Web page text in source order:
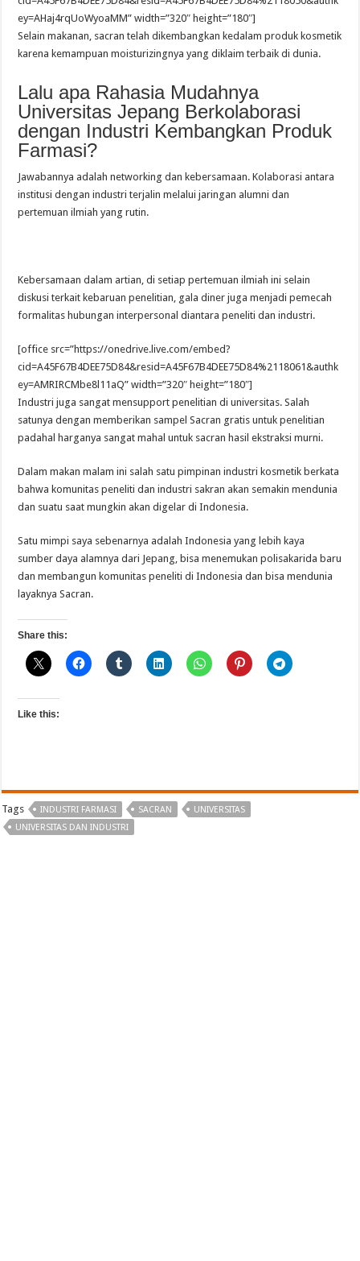
ey=AHaj4rqUoWyoaMM” width=”320″ height=”180″]
Selain makanan, sacran telah dikembangkan kedalam produk kosmetik
karena kemampuan moisturizingnya yang diklaim terbaik di dunia.
Lalu apa Rahasia Mudahnya
Universitas Jepang Berkolaborasi
dengan Industri Kembangkan Produk
Farmasi?
Jawabannya adalah networking dan kebersamaan. Kolaborasi antara
institusi dengan industri terjalin melalui jaringan alumni dan
pertemuan ilmiah yang rutin.
Kebersamaan dalam artian, di setiap pertemuan ilmiah ini selain
diskusi terkait kebaruan penelitian, gala diner juga menjadi pemecah
formalitas hubungan interpersonal diantara peneliti dan industri.
[office src=”https://onedrive.live.com/embed?
cid=A45F67B4DEE75D84&resid=A45F67B4DEE75D84%2118061&authk
ey=AMRIRCMbe8l11aQ” width=”320″ height=”180″]
Industri juga sangat mensupport penelitian di universitas. Salah
satunya dengan memberikan sampel Sacran gratis untuk penelitian
padahal harganya sangat mahal untuk sacran hasil ekstraksi murni.
Dalam makan malam ini salah satu pimpinan industri kosmetik berkata
bahwa komunitas peneliti dan industri sakran akan semakin mendunia
dan suatu saat mungkin akan digelar di Indonesia.
Satu mimpi saya sebenarnya adalah Indonesia yang lebih kaya
sumber daya alamnya dari Jepang, bisa menemukan polisakarida baru
dan membangun komunitas peneliti di Indonesia dan bisa mendunia
layaknya Sacran.
Share this:
Like this:
Tags INDUSTRI FARMASI SACRAN
UNIVERSITAS
UNIVERSITAS DAN INDUSTRI